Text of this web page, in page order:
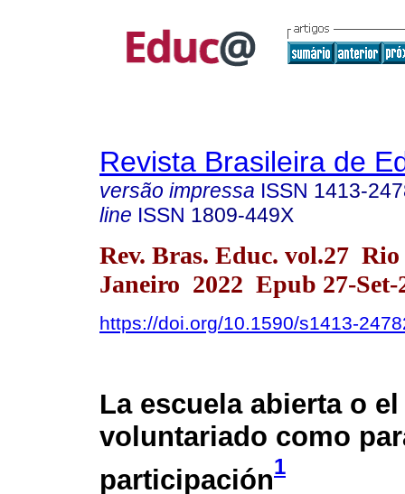
Revista Brasileira de
versão impressa ISSN 1413-
line ISSN 1809-449X
Rev. Bras. Educ. vol.27 Rio
Janeiro 2022 Epub 27-Set-
https://doi.org/10.1590/s1413-
La escuela abierta o el
voluntariado como
participación1